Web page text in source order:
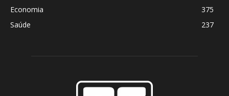
Economia
375
Saúde
237